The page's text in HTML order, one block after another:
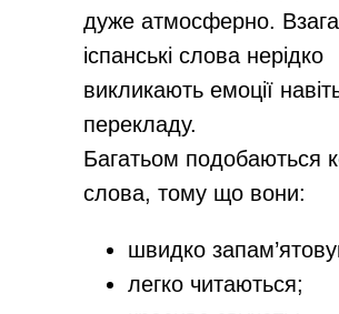
дуже атмосферно.
іспанські слова нерідко
викликають емоції
перекладу.
Багатьом подобаються
слова, тому що вони:
швидко
легко читаються;